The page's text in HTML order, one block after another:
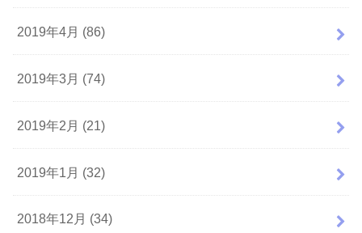
2019年4月 (86)
2019年3月 (74)
2019年2月 (21)
2019年1月 (32)
2018年12月 (34)